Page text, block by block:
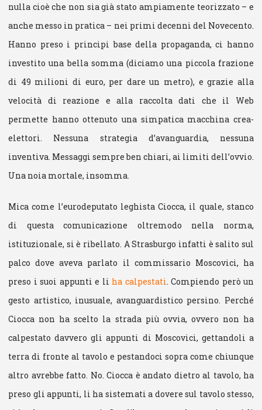
nulla cioè che non sia già stato ampiamente teorizzato – e
anche messo in pratica – nei primi decenni del Novecento.
Hanno preso i principi base della propaganda, ci hanno
investito una bella somma (diciamo una piccola frazione
di 49 milioni di euro, per dare un metro), e grazie alla
velocità di reazione e alla raccolta dati che il Web
permette hanno ottenuto una simpatica macchina crea-
elettori. Nessuna strategia d’avanguardia, nessuna
inventiva. Messaggi sempre ben chiari, ai limiti dell’ovvio.
Una noia mortale, insomma.
Mica come l’eurodeputato leghista Ciocca, il quale, stanco
di questa comunicazione oltremodo nella norma,
istituzionale, si è ribellato. A Strasburgo infatti è salito sul
palco dove aveva parlato il commissario Moscovici, ha
preso i suoi appunti e li ha calpestati. Compiendo però un
gesto artistico, inusuale, avanguardistico persino. Perché
Ciocca non ha scelto la strada più ovvia, ovvero non ha
calpestato davvero gli appunti di Moscovici, gettandoli a
terra di fronte al tavolo e pestandoci sopra come chiunque
altro avrebbe fatto. No. Ciocca è andato dietro al tavolo, ha
preso gli appunti, li ha sistemati a dovere sul tavolo stesso,